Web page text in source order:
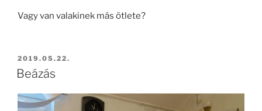
Vagy van valakinek más ötlete?
2019.05.22.
Beázás